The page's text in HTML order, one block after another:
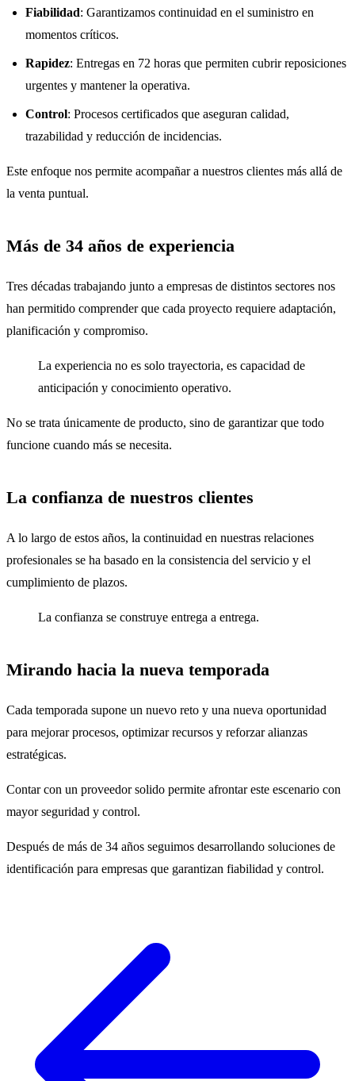
Fiabilidad: Garantizamos continuidad en el suministro en
momentos críticos.
Rapidez: Entregas en 72 horas que permiten cubrir reposiciones
urgentes y mantener la operativa.
Control: Procesos certificados que aseguran calidad,
trazabilidad y reducción de incidencias.
Este enfoque nos permite acompañar a nuestros clientes más allá de
la venta puntual.
Más de 34 años de experiencia
Tres décadas trabajando junto a empresas de distintos sectores nos
han permitido comprender que cada proyecto requiere adaptación,
planificación y compromiso.
La experiencia no es solo trayectoria, es capacidad de
anticipación y conocimiento operativo.
No se trata únicamente de producto, sino de garantizar que todo
funcione cuando más se necesita.
La confianza de nuestros clientes
A lo largo de estos años, la continuidad en nuestras relaciones
profesionales se ha basado en la consistencia del servicio y el
cumplimiento de plazos.
La confianza se construye entrega a entrega.
Mirando hacia la nueva temporada
Cada temporada supone un nuevo reto y una nueva oportunidad
para mejorar procesos, optimizar recursos y reforzar alianzas
estratégicas.
Contar con un proveedor solido permite afrontar este escenario con
mayor seguridad y control.
Después de más de 34 años seguimos desarrollando soluciones de
identificación para empresas que garantizan fiabilidad y control.